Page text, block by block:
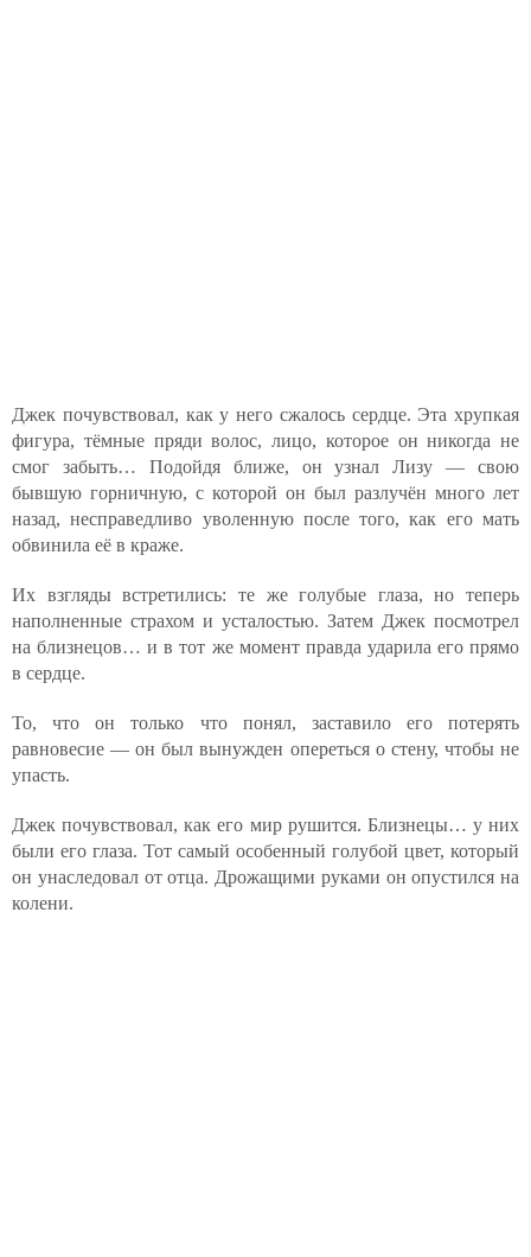
Джек почувствовал, как у него сжалось сердце. Эта хрупкая
фигура, тёмные пряди волос, лицо, которое он никогда не
смог забыть… Подойдя ближе, он узнал Лизу — свою
бывшую горничную, с которой он был разлучён много лет
назад, несправедливо уволенную после того, как его мать
обвинила её в краже.
Их взгляды встретились: те же голубые глаза, но теперь
наполненные страхом и усталостью. Затем Джек посмотрел
на близнецов… и в тот же момент правда ударила его прямо
в сердце.
То, что он только что понял, заставило его потерять
равновесие — он был вынужден опереться о стену, чтобы не
упасть.
Джек почувствовал, как его мир рушится. Близнецы… у них
были его глаза. Тот самый особенный голубой цвет, который
он унаследовал от отца. Дрожащими руками он опустился на
колени.